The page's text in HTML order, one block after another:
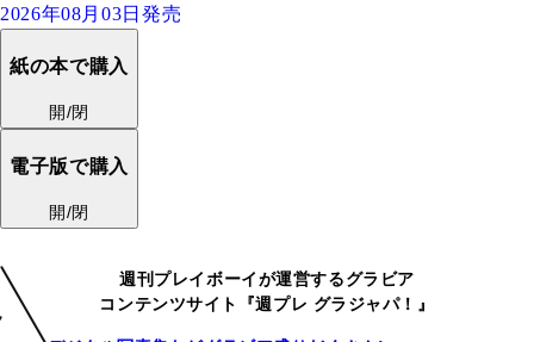
2026年08月03日発売
紙の本で購入
開/閉
電子版で購入
開/閉
週刊プレイボーイが運営するグラビア
コンテンツサイト『週プレ グラジャパ！』